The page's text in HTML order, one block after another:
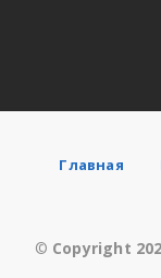
Главная
© Copyright